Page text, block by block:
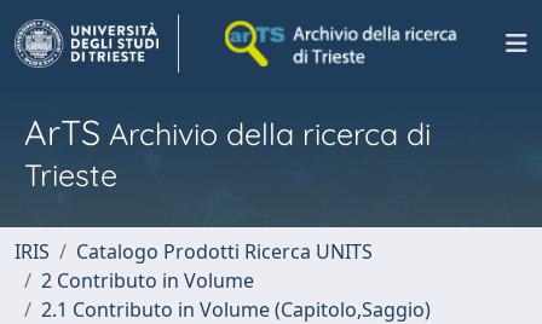
ArTS Archivio della ricerca di
Trieste
IRIS
Catalogo Prodotti Ricerca UNITS
2 Contributo in Volume
2.1 Contributo in Volume (Capitolo,Saggio)